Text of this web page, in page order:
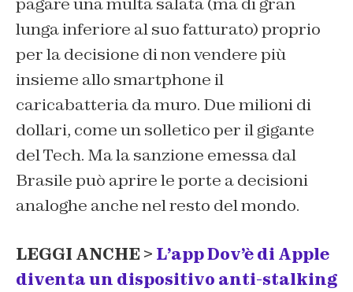
lunga inferiore al suo fatturato) proprio
per la decisione di non vendere più
insieme allo smartphone il
caricabatteria da muro. Due milioni di
dollari, come un solletico per il gigante
del Tech. Ma la sanzione emessa dal
Brasile può aprire le porte a decisioni
analoghe anche nel resto del mondo.
LEGGI ANCHE > L’app Dov’è di Apple
diventa un dispositivo anti-stalking